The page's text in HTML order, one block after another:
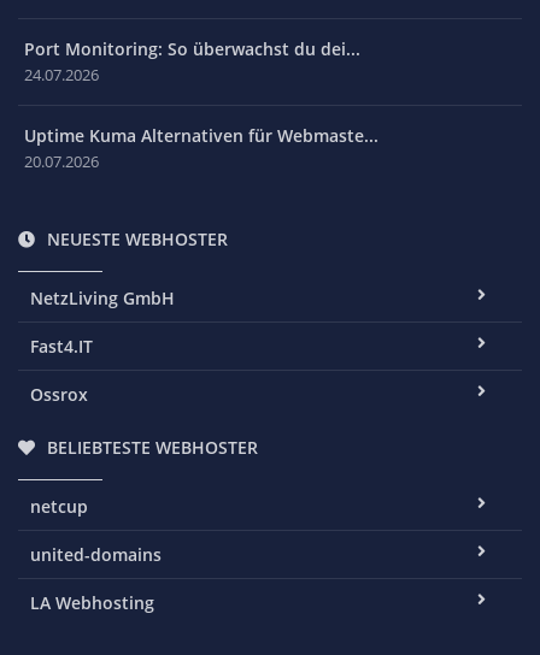
Port Monitoring: So überwachst du dei...
24.07.2026
Uptime Kuma Alternativen für Webmaste...
20.07.2026
NEUESTE WEBHOSTER
NetzLiving GmbH
Fast4.IT
Ossrox
BELIEBTESTE WEBHOSTER
netcup
united-domains
LA Webhosting